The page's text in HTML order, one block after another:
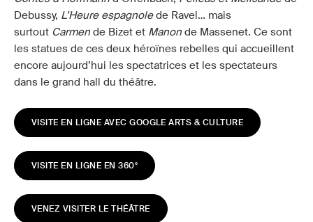
Debussy, L’Heure espagnolede Ravel… mais
surtout Carmen de Bizet et Manon de Massenet. Ce sont
les statues de ces deux héroïnes rebelles qui accueillent
encore aujourd’hui les spectatrices et les spectateurs
dans le grand hall du théâtre.
VISITE EN LIGNE AVEC GOOGLE ARTS & CULTURE
VISITE EN LIGNE EN 360°
VENEZ VISITER LE THÉÂTRE